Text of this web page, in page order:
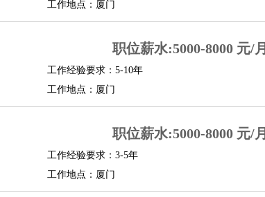
工作地点：厦门
职位薪水:5000-8000 元/月
工作经验要求：5-10年
工作地点：厦门
职位薪水:5000-8000 元/月
工作经验要求：3-5年
工作地点：厦门